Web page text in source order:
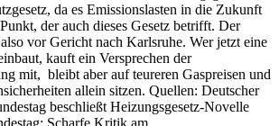
da es Emissionslasten in die Zukunft
der auch dieses Gesetz betrifft. Der
vor Gericht nach Karlsruhe. Wer jetzt eine
kauft ein Versprechen der
mit, bleibt aber auf teureren Gaspreisen und
allein sitzen. Quellen: Deutscher
beschließt Heizungsgesetz-Novelle
Scharfe Kritik am